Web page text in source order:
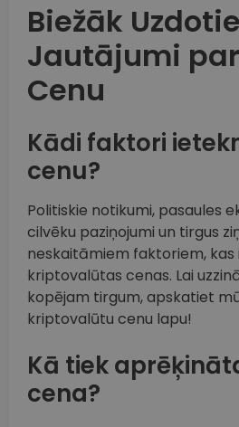
Biežāk Uzdotie
Jautājumi
Cenu
Kādi faktori
cenu?
Politiskie notikumi, pasaules
cilvēku paziņojumi un tirgus
neskaitāmiem faktoriem,
kriptovalūtas cenas. Lai
kopējam tirgum, apskatiet
kriptovalūtu cenu lapu!
Kā tiek
cena?